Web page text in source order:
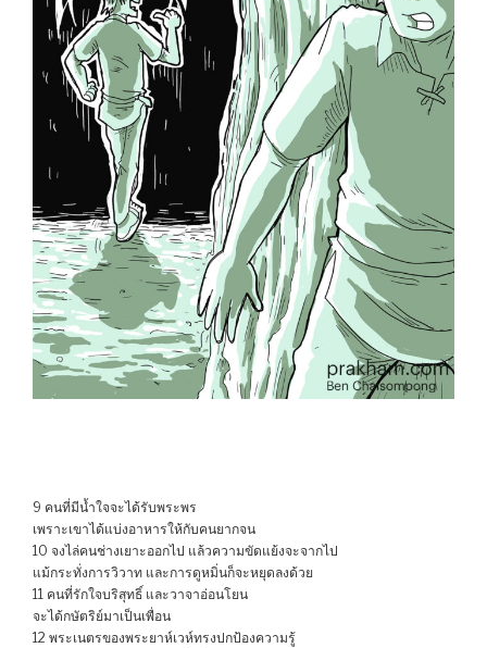
9 คนที่มีน้ำใจจะได้รับพระพร
เพราะเขาได้แบ่งอาหารให้กับคนยากจน
10 จงไล่คนช่างเยาะออกไป แล้วความขัดแย้งจะจากไป
แม้กระทั่งการวิวาท และการดูหมิ่นก็จะหยุดลงด้วย
11 คนที่รักใจบริสุทธิ์ และวาจาอ่อนโยน
จะได้กษัตริย์มาเป็นเพื่อน
12 พระเนตรของพระยาห์เวห์ทรงปกป้องความรู้